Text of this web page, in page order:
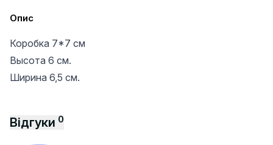
Опис
Коробка 7*7 см
Высота 6 см.
Ширина 6,5 см.
Відгуки 0